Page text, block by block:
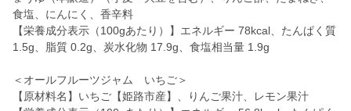
食塩、にんにく、香辛料
【栄養成分表示（100gあたり）】エネルギー 78kcal、たんぱく質
1.5g、脂質 0.2g、炭水化物 17.9g、食塩相当量 1.9g
＜オールフルーツジャム いちご＞
【原材料名】いちご【姫路市産】、りんご果汁、レモン果汁